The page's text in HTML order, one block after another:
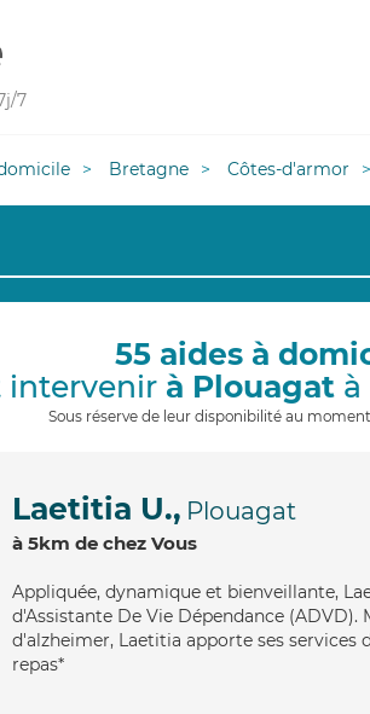
7
Bretagne Côtes-d'armor
55 aides à
intervenir à Plouagatà
Sous réserve de leur disponibilité au
Laetitia U., Plouagat
à 5km de chez Vous
Appliquée, dynamique et bienveillante,
d'Assistante De Vie Dépendance
d'alzheimer, Laetitia apporte ses
repas*